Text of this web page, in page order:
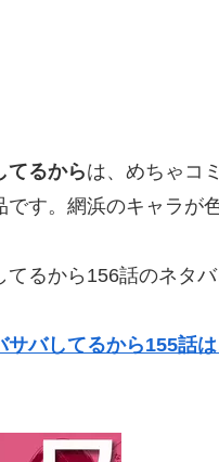
てるからは、めちゃコ
です。網浜のキャラが
るから156話のネタバ
サバしてるから155話